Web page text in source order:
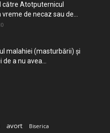
Atotputernicul
vreme de necaz sau de...
malahiei (masturbării) şi
a nu avea...
avort Biserica